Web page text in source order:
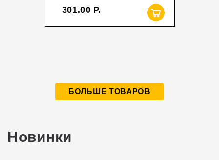
301.00
БОЛЬШЕ ТОВАРОВ
Новинки